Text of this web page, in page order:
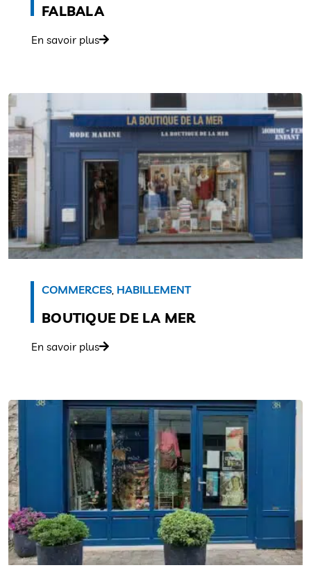
FALBALA
En savoir plus
COMMERCES HABILLEMENT
BOUTIQUE DE LA MER
En savoir plus